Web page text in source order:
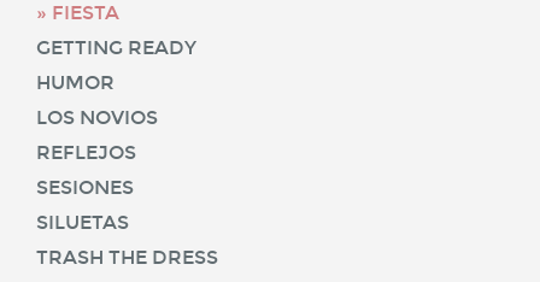
FIESTA
GETTING READY
HUMOR
LOS NOVIOS
REFLEJOS
SESIONES
SILUETAS
TRASH THE DRESS